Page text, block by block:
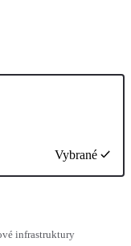
Vybrané
infrastruktury